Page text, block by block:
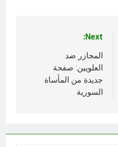
Next:
المجازر ضد
العلويين: صفحة
جديدة من المأساة
السورية